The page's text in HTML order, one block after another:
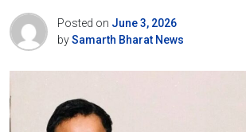
Posted on June 3, 2026
bySamarth Bharat News